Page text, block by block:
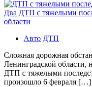
Два ДТП с тяжелыми
области
Авто ДТП
Сложная дорожная
Ленинградской области,
ДТП с тяжелыми
произошло 6 февраля […]